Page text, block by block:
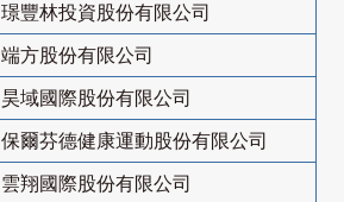
璟豐林投資股份有限公司
端方股份有限公司
昊域國際股份有限公司
保爾芬德健康運動股份有限公司
雲翔國際股份有限公司